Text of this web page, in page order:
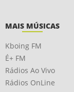
MAIS MÚSICAS
Kboing FM
É+ FM
Rádios Ao Vivo
Rádios OnLine